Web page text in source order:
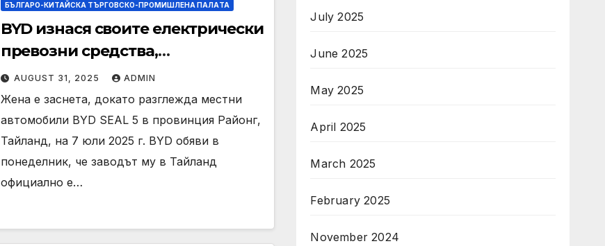
БЪЛГАРО-КИТАЙСКА ТЪРГОВСКО-ПРОМИШЛЕНА ПАЛAТА
BYD изнася своите електрически
превозни средства,
произведени в Тайланд, за
Европа
AUGUST 31, 2025 ADMIN
Жена е заснета, докато разглежда местни
автомобили BYD SEAL 5 в провинция Районг,
Тайланд, на 7 юли 2025 г. BYD обяви в
понеделник, че заводът му в Тайланд
официално е…
July 2025
June 2025
May 2025
April 2025
March 2025
February 2025
November 2024